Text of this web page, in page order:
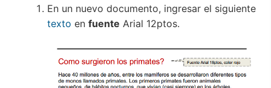
En un nuevo documento, ingresar el siguiente
texto en fuente Arial 12ptos.